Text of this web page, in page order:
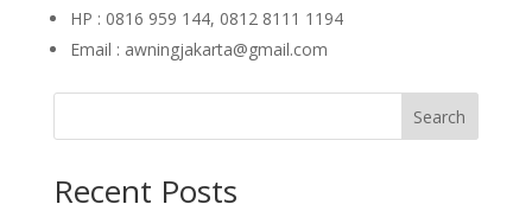
HP : 0816 959 144, 0812 8111 1194
Email : awningjakarta@gmail.com
Search
Recent Posts